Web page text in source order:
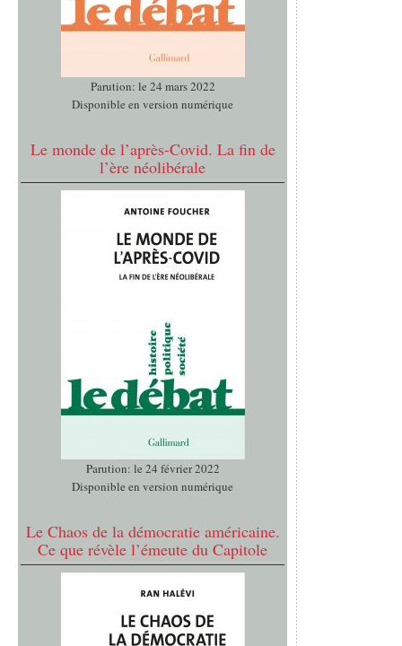
Parution: le 24 mars 2022
Disponible en version numérique
Le monde de l’après-Covid. La fin de
l’ère néolibérale
Parution: le 24 février 2022
Disponible en version numérique
Le Chaos de la démocratie américaine.
Ce que révèle l’émeute du Capitole